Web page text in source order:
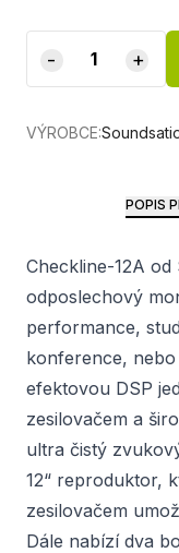
- +
VÝROBCE:
POPIS
Checkline-12A
odposlechový
performance,
konference,
efektovou DSP
zesilovačem a
ultra čistý
12“ reproduktor,
zesilovačem
Dále nabízí dva